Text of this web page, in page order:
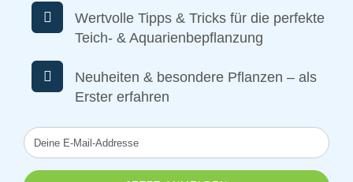
Wertvolle Tipps & Tricks für die perfekte
Teich- & Aquarienbepflanzung
Neuheiten & besondere Pflanzen – als
Erster erfahren
Deine
E-
Mail-